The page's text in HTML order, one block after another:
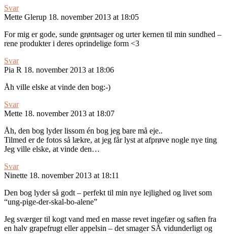
Svar
Mette Glerup 18. november 2013 at 18:05
For mig er gode, sunde grøntsager og urter kernen til min sundhed –
rene produkter i deres oprindelige form <3
Svar
Pia R 18. november 2013 at 18:06
Åh ville elske at vinde den bog:-)
Svar
Mette 18. november 2013 at 18:07
Åh, den bog lyder lissom én bog jeg bare må eje..
Tilmed er de fotos så lækre, at jeg får lyst at afprøve nogle nye ting
Jeg ville elske, at vinde den…
Svar
Ninette 18. november 2013 at 18:11
Den bog lyder så godt – perfekt til min nye lejlighed og livet som
“ung-pige-der-skal-bo-alene”
Jeg sværger til kogt vand med en masse revet ingefær og saften fra
en halv grapefrugt eller appelsin – det smager SÅ vidunderligt og